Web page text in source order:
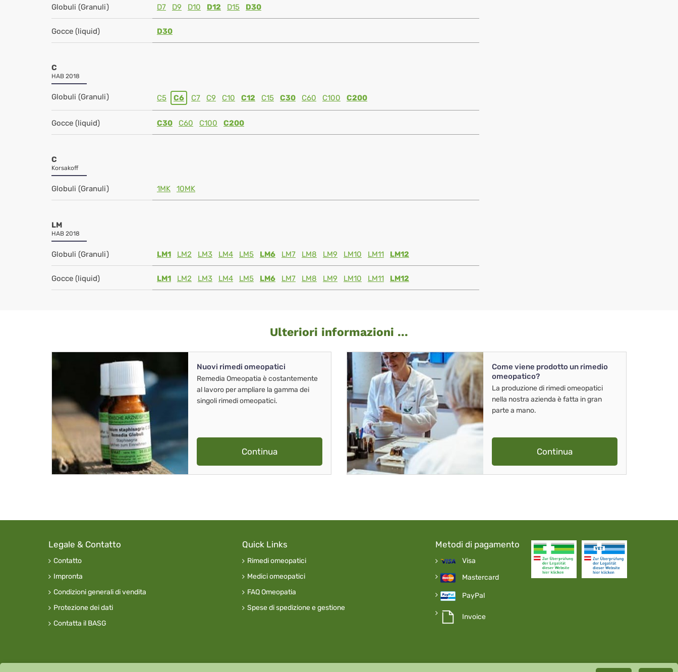
Globuli (Granuli) D7 D9 D10 D12 D15 D30
Gocce (liquid) D30
C
HAB 2018
Globuli (Granuli) C5 C6 C7 C9 C10 C12 C15 C30 C60 C100 C200
Gocce (liquid) C30 C60 C100 C200
C
Korsakoff
Globuli (Granuli) 1MK 10MK
LM
HAB 2018
Globuli (Granuli) LM1 LM2 LM3 LM4 LM5 LM6 LM7 LM8 LM9 LM10 LM11 LM12
Gocce (liquid) LM1 LM2 LM3 LM4 LM5 LM6 LM7 LM8 LM9 LM10 LM11 LM12
Ulteriori informazioni ...
Nuovi rimedi omeopatici
Remedia Omeopatia è costantemente
al lavoro per ampliare la gamma dei
singoli rimedi omeopatici.
Continua
Come viene prodotto un rimedio
omeopatico?
La produzione di rimedi omeopatici
nella nostra azienda è fatta in gran
parte a mano.
Continua
Legale & Contatto
Contatto
Impronta
Condizioni generali di vendita
Protezione dei dati
Contatta il BASG
Quick Links
Rimedi omeopatici
Medici omeopatici
FAQ Omeopatia
Spese di spedizione e gestione
Metodi di pagamento
Visa
Mastercard
PayPal
Invoice